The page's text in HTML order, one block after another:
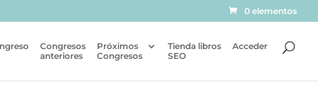
0 elementos
Congresos
anteriores
Próximos
Congresos
Tienda libros
SEO
Acceder